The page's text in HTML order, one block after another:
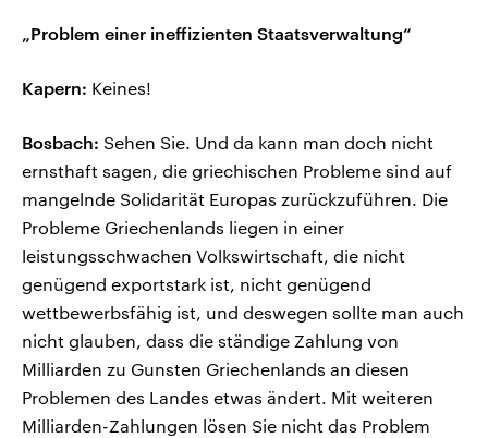
„Problem einer ineffizienten Staatsverwaltung“
Kapern: Keines!
Bosbach: Sehen Sie. Und da kann man doch nicht
ernsthaft sagen, die griechischen Probleme sind auf
mangelnde Solidarität Europas zurückzuführen. Die
Probleme Griechenlands liegen in einer
leistungsschwachen Volkswirtschaft, die nicht
genügend exportstark ist, nicht genügend
wettbewerbsfähig ist, und deswegen sollte man auch
nicht glauben, dass die ständige Zahlung von
Milliarden zu Gunsten Griechenlands an diesen
Problemen des Landes etwas ändert. Mit weiteren
Milliarden-Zahlungen lösen Sie nicht das Problem